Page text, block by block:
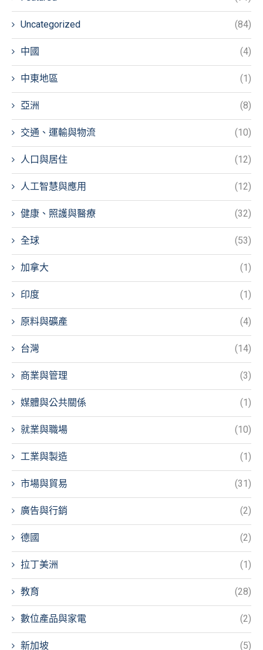
Uncategorized (84)
中國 (4)
中東地區 (1)
亞洲 (8)
交通、運輸與物流 (10)
人口與居住 (12)
人工智慧與應用 (12)
健康、照護與醫療 (32)
全球 (53)
加拿大 (1)
印度 (1)
原料與礦產 (4)
台灣 (14)
商業與管理 (3)
媒體與公共關係 (1)
就業與職場 (10)
工業與製造 (1)
市場與貿易 (31)
廣告與行銷 (2)
德國 (2)
拉丁美洲 (1)
教育 (28)
數位產品與家電 (2)
新加坡 (5)